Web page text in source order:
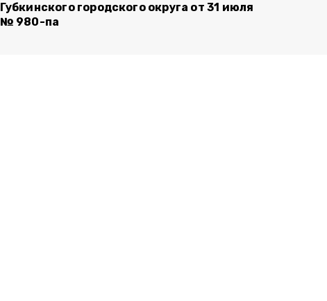
Губкинского городского округа от 31 июля
№ 980-па